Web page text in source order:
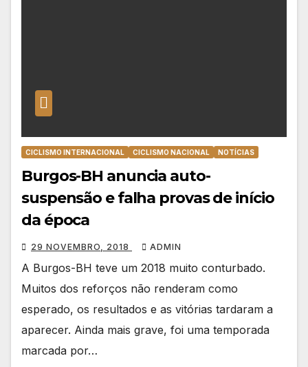
CICLISMO INTERNACIONAL CICLISMO NACIONAL NOTÍCIAS
Burgos-BH anuncia auto-
suspensão e falha provas de início
da época
29 NOVEMBRO, 2018 ADMIN
A Burgos-BH teve um 2018 muito conturbado.
Muitos dos reforços não renderam como
esperado, os resultados e as vitórias tardaram a
aparecer. Ainda mais grave, foi uma temporada
marcada por…